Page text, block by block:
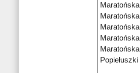
Maratońska
Maratońska
Maratońska
Maratońska
Maratońska
Popiełuszki